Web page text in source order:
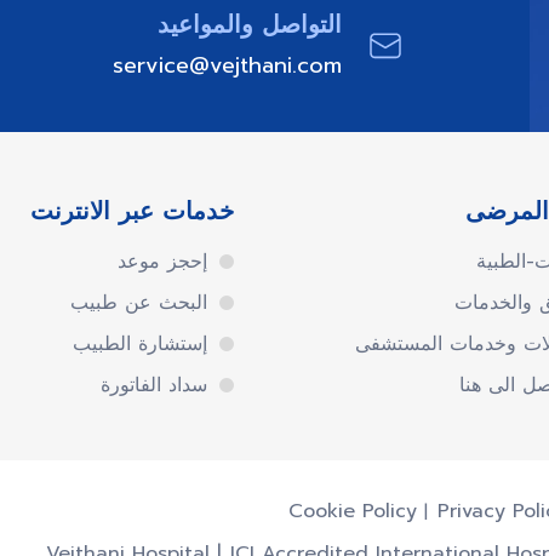
التواصل والمواعيد
service@vejthani.com
الطبية
والخدمات
وخدمات المستشفى
الى هنا
خدمات عبر الانترنت
إحجز موعد
البحث عن طبيب
إستشارة الطبيب
سداد الفاتورة
Privacy
Cookie Policy